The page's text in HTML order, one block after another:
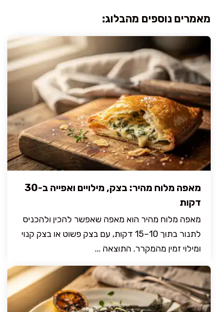
מאמרים נוספים מהבלוג:
מאפה מלוח מהיר: בצק, מילויים ואפייה ב-30
דקות
מאפה מלוח מהיר הוא מאפה שאפשר להכין ולהכניס
לתנור בתוך 10–15 דקות, עם בצק פשוט או בצק קנוי
ומילוי זמין מהמקרר. התוצאה ...